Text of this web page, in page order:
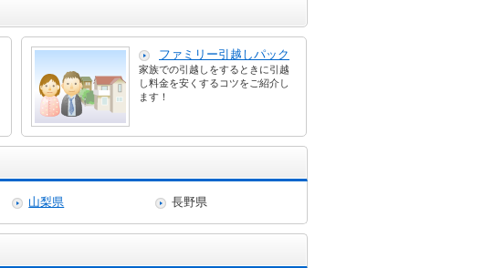
ファミリー引越しパック
家族での引越しをするときに引越
し料金を安くするコツをご紹介し
ます！
山梨県 長野県